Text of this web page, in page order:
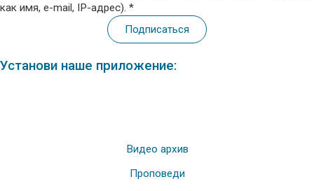
как имя, e-mail, IP-адрес). *
Подписаться
Установи наше приложение:
Видео архив
Проповеди